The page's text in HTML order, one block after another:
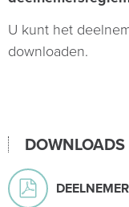
U kunt het
downloaden.
DOWNLOADS